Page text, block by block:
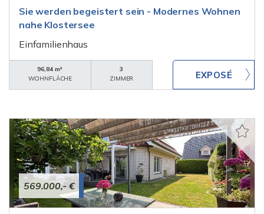
Sie werden begeistert sein - Modernes Wohnen
nahe Klostersee
Einfamilienhaus
96,84 m²
WOHNFLÄCHE
3
ZIMMER
569.000,- €